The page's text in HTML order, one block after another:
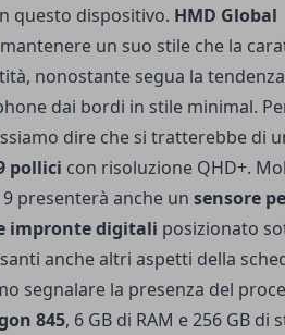
questo dispositivo. HMD Global
un suo stile che la
nonostante segua la
dai bordi in stile minimal.
dire che si tratterebbe di
pollici con risoluzione QHD+.
presenterà anche un sensore
impronte digitali posizionato
anche altri aspetti della
segnalare la presenza del
845, 6 GB di RAM e 256 GB di